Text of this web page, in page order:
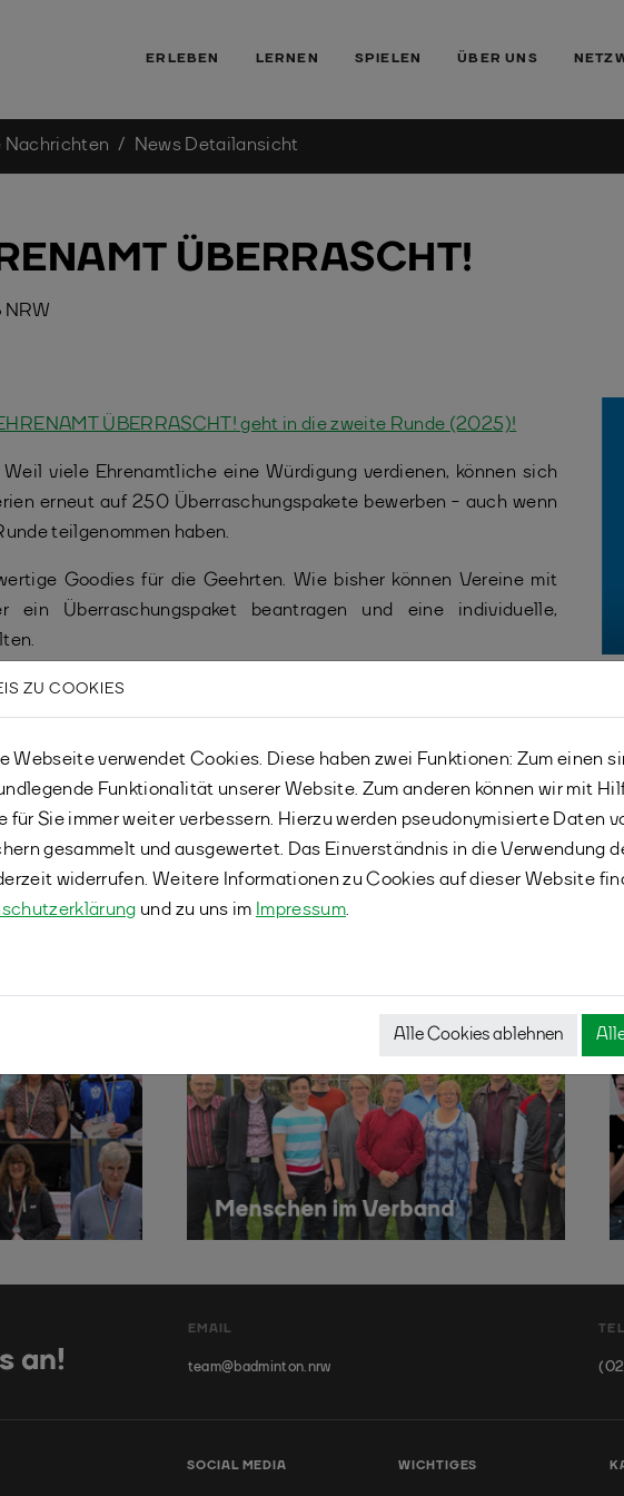
ERLEBEN LERNEN SPIELEN ÜBER UNS
Nachrichten News Detailansicht
ÜBERRASCHT!
NRW
ÜBERRASCHT! geht in die zweite Runde (2025)!
viele Ehrenamtliche eine Würdigung verdienen, können sich
erneut auf 250 Überraschungspakete bewerben - auch wenn
teilgenommen haben.
Goodies für die Geehrten. Wie bisher können Vereine mit
ein Überraschungspaket beantragen und eine individuelle,
Auch 2025 unterstützt WestLotto erneut unsere Aktion mit
Hoodies als Sponsor.
hat mit seiner einfachen und liebevollen Idee schon viele
verdienten Ehrenamtlern zu ihrem Moment!
die Staatskanzlei des Landes Nordrhein-Westfalen
an!
EMAIL
team@badminton.nrw
SOCIAL MEDIA WICHTIGES
ZU COOKIES
Webseite verwendet Cookies. Diese haben zwei Funktionen: Zum einen
Funktionalität unserer Website. Zum anderen können wir mit
für Sie immer weiter verbessern. Hierzu werden pseudonymisierte Daten
gesammelt und ausgewertet. Das Einverständnis in die Verwendung
widerrufen. Weitere Informationen zu Cookies auf dieser Website
und zu uns im Impressum.
Alle Cookies ablehnen